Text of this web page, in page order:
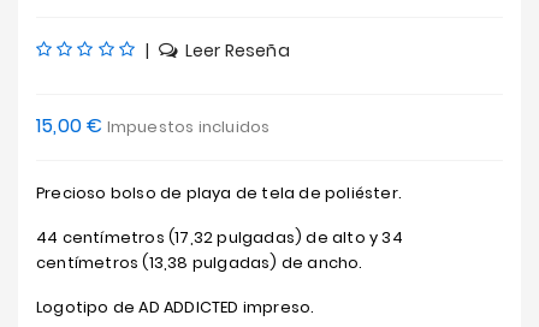
| Leer Reseña
15,00 € Impuestos incluidos
Precioso bolso de playa de tela de poliéster.
44 centímetros (17,32 pulgadas) de alto y 34
centímetros (13,38 pulgadas) de ancho.
Logotipo de AD ADDICTED impreso.